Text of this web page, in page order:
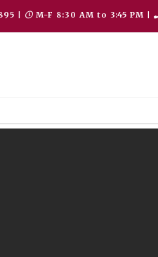
M-F 8:30 AM to 3:45 PM |